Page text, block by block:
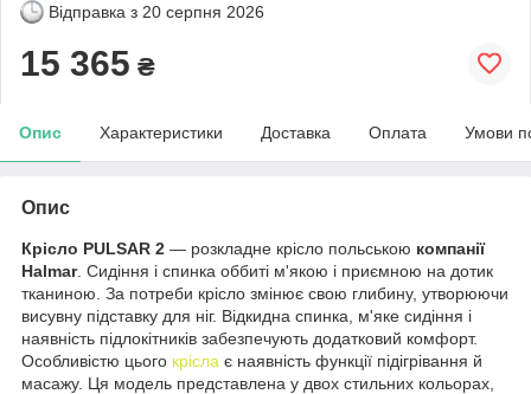
Відправка з 20 серпня 2026
15 365 ₴
Опис Характеристики Доставка Оплата Умови
Опис
Крісло PULSAR 2 — розкладне крісло польською компанії
Halmar. Сидіння і спинка оббиті м'якою і приємною на дотик
тканиною. За потреби крісло змінює свою глибину, утворюючи
висувну підставку для ніг. Відкидна спинка, м'яке сидіння і
наявність підлокітників забезпечують додатковий комфорт.
Особливістю цього крісла є наявність функції підігрівання й
масажу. Ця модель представлена у двох стильних кольорах,